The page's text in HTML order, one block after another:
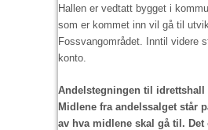
Hallen er vedtatt bygget i
som er kommet inn vil gå til
Fossvangområdet. Inntil videre
konto.
Andelstegningen til idrettshall
Midlene fra andelssalget står
av hva midlene skal gå til.